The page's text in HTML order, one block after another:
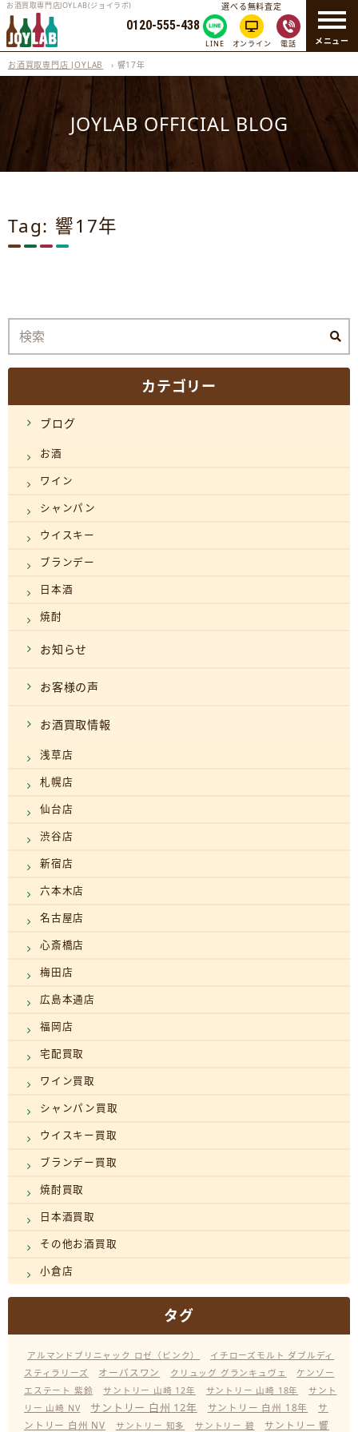
メニュー
お酒買取専門店JOYLAB(ジョイラボ)
0120-555-438
選べる無料査定
LINE オンライン 電話
お酒買取専門店 JOYLAB › 響17年
JOYLAB OFFICIAL BLOG
Tag: 響17年
カテゴリー
ブログ
お酒
ワイン
シャンパン
ウイスキー
ブランデー
日本酒
焼酎
お知らせ
お客様の声
お酒買取情報
浅草店
札幌店
仙台店
渋谷店
新宿店
六本木店
名古屋店
心斎橋店
梅田店
広島本通店
福岡店
宅配買取
ワイン買取
シャンパン買取
ウイスキー買取
ブランデー買取
焼酎買取
日本酒買取
その他お酒買取
小倉店
タグ
アルマンドブリニャック ロゼ（ピンク）
イチローズモルト ダブルディ
スティラリーズ
オーパスワン クリュッグ グランキュヴェ
ケンゾー
エステート 紫鈴
サントリー 山崎 12年 サントリー 山崎 18年
サント
リー 山崎 NV
サントリー 白州 12年 サントリー 白州 18年
サ
ントリー 白州 NV
サントリー 知多 サントリー 碧 サントリー 響